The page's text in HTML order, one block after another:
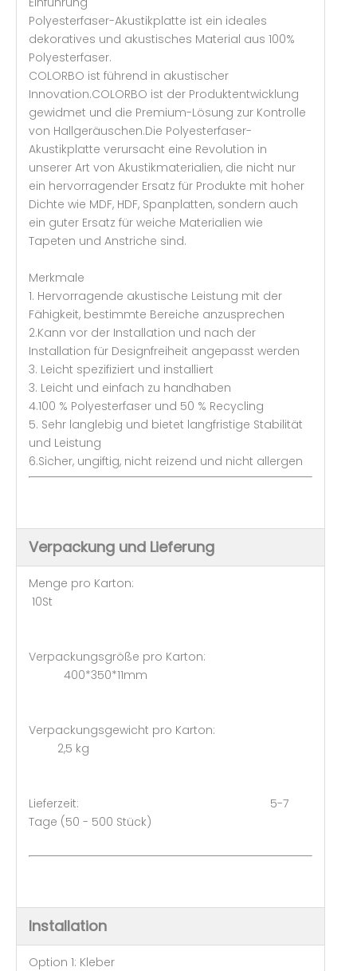
Polyesterfaser-Akustikplatte ist ein ideales
dekoratives und akustisches Material aus 100%
Polyesterfaser.
COLORBO ist führend in akustischer
Innovation.COLORBO ist der Produktentwicklung
gewidmet und die Premium-Lösung zur Kontrolle
von Hallgeräuschen.Die Polyesterfaser-
Akustikplatte verursacht eine Revolution in
unserer Art von Akustikmaterialien, die nicht nur
ein hervorragender Ersatz für Produkte mit hoher
Dichte wie MDF, HDF, Spanplatten, sondern auch
ein guter Ersatz für weiche Materialien wie
Tapeten und Anstriche sind.
Merkmale
1. Hervorragende akustische Leistung mit der
Fähigkeit, bestimmte Bereiche anzusprechen
2.Kann vor der Installation und nach der
Installation für Designfreiheit angepasst werden
3. Leicht spezifiziert und installiert
3. Leicht und einfach zu handhaben
4.100 % Polyesterfaser und 50 % Recycling
5. Sehr langlebig und bietet langfristige Stabilität
und Leistung
6.Sicher, ungiftig, nicht reizend und nicht allergen
Verpackung und Lieferung
Menge pro Karton:
10St
Verpackungsgröße pro Karton:
400*350*11mm
Verpackungsgewicht pro Karton:
2,5 kg
Lieferzeit: 5-7
Tage (50 - 500 Stück)
Installation
Option 1: Kleber